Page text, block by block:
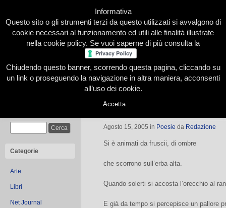
Home Presentazione Redazione Le nostre firme
Categorie
Arte
Libri
Net Journal
Fruscii
Agosto 15, 2005 in Poesie da Redazione
Si è animati da fruscii, di ombre
che scorrono sull’erba alta.
Quando solerti si accosta l’orecchio al
E già da tempo si percepisce un pallore
Informativa
Questo sito o gli strumenti terzi da questo utilizzati si avvalgono di
cookie necessari al funzionamento ed utili alle finalità illustrate
nella cookie policy. Se vuoi saperne di più consulta la
Chiudendo questo banner, scorrendo questa pagina, cliccando su
un link o proseguendo la navigazione in altra maniera, acconsenti
all’uso dei cookie.
Accetta